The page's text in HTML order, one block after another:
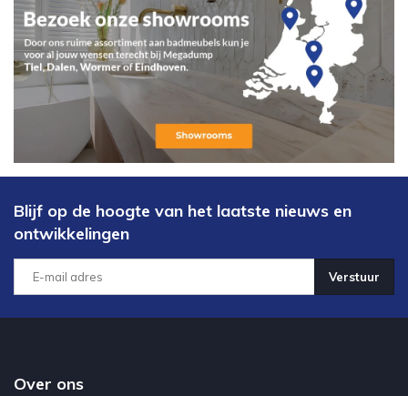
Blijf op de hoogte van het laatste nieuws en
ontwikkelingen
Verstuur
Over ons